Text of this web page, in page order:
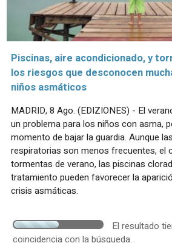
Piscinas, aire acondicionado, y
los riesgos que desconocen
niños asmáticos
MADRID, 8 Ago. (EDIZIONES) - El
un problema para los niños con asma,
momento de bajar la guardia. Aunque
respiratorias son menos frecuentes, el
tormentas de verano, las piscinas
tratamiento pueden favorecer la
crisis asmáticas.
El resultado
coincidencia con la búsqueda.